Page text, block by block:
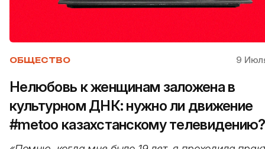
ОБЩЕСТВО 9
Нелюбовь к женщинам заложена в
культурном ДНК: нужно ли движение
#metoo казахстанскому телевидению?